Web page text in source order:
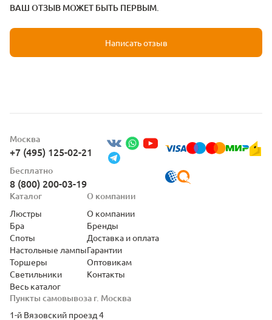
ВАШ ОТЗЫВ МОЖЕТ БЫТЬ ПЕРВЫМ.
Написать отзыв
Москва
+7 (495) 125-02-21
Бесплатно
8 (800) 200-03-19
Пункты самовывоза г. Москва
1-й Вязовский проезд 4
Каталог
Люстры
Бра
Споты
Настольные лампы
Торшеры
Светильники
Весь каталог
О компании
О компании
Бренды
Доставка и оплата
Гарантии
Оптовикам
Контакты